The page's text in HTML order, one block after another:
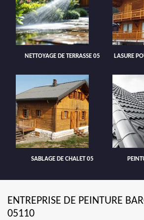
NETTOYAGE DE TERRASSE 05 LASURE
SABLAGE DE CHALET 05
ENTREPRISE DE PEINTURE
05110